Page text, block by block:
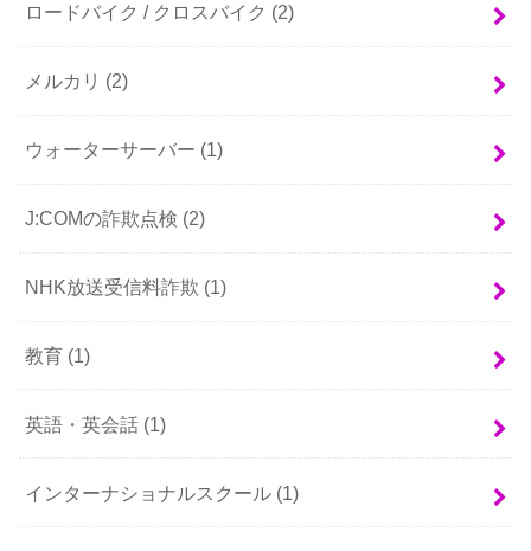
ロードバイク / クロスバイク (2)
メルカリ (2)
ウォーターサーバー (1)
J:COMの詐欺点検 (2)
NHK放送受信料詐欺 (1)
教育 (1)
英語・英会話 (1)
インターナショナルスクール (1)